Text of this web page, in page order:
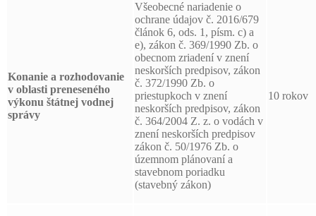
Konanie a rozhodovanie
v oblasti preneseného
výkonu štátnej vodnej
správy
Všeobecné nariadenie o
ochrane údajov č. 2016/679
článok 6, ods. 1, písm. c) a
e), zákon č. 369/1990 Zb. o
obecnom zriadení v znení
neskorších predpisov, zákon
č. 372/1990 Zb. o
priestupkoch v znení
neskorších predpisov, zákon
č. 364/2004 Z. z. o vodách v
znení neskorších predpisov
zákon č. 50/1976 Zb. o
územnom plánovaní a
stavebnom poriadku
(stavebný zákon)
10 rokov